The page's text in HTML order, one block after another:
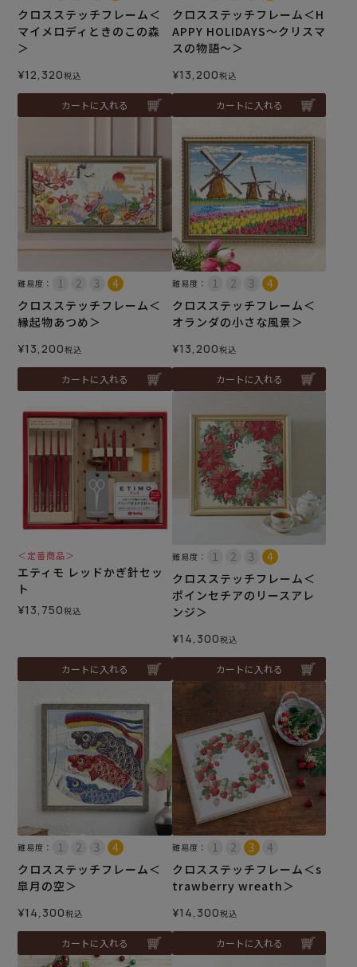
クロスステッチフレーム＜
マイメロディときのこの森
＞
¥12,320税込
カートに入れる
クロスステッチフレーム＜H
APPY HOLIDAYS～クリスマ
スの物語～＞
¥13,200税込
カートに入れる
難易度：
クロスステッチフレーム＜
縁起物あつめ＞
¥13,200税込
カートに入れる
難易度：
クロスステッチフレーム＜
オランダの小さな風景＞
¥13,200税込
カートに入れる
＜定番商品＞
エティモ レッドかぎ針セッ
ト
¥13,750税込
カートに入れる
難易度：
クロスステッチフレーム＜
ポインセチアのリースアレ
ンジ＞
¥14,300税込
カートに入れる
難易度：
クロスステッチフレーム＜
皐月の空＞
¥14,300税込
カートに入れる
難易度：
クロスステッチフレーム＜s
trawberry wreath＞
¥14,300税込
カートに入れる